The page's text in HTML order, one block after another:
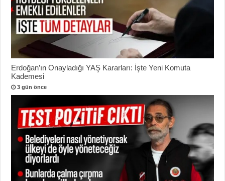
Erdoğan’ın Onayladığı YAŞ Kararları: İşte Yeni Komuta
Kademesi
3 gün önce